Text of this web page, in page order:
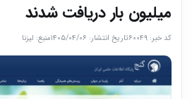
میلیون بار دریافت شدند
کد خبر: ۶۰۰۴۹ تاریخ انتشار: ۱۴۰۵/۰۴/۰۶ منبع: لیزنا